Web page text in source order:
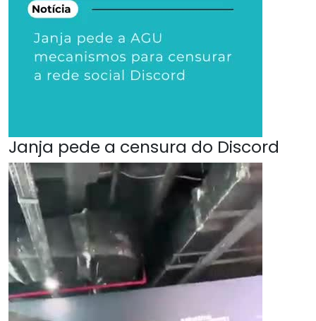
Janja pede a censura do Discord